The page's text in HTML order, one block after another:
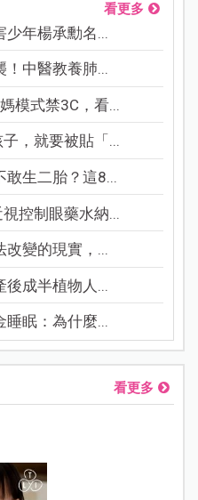
看更多
少年楊承勳名...
！中醫教養肺...
模式禁3C，看...
，就要被貼「...
敢生二胎？這8...
控制眼藥水納...
改變的現實，...
後成半植物人...
睡眠：為什麼...
看更多